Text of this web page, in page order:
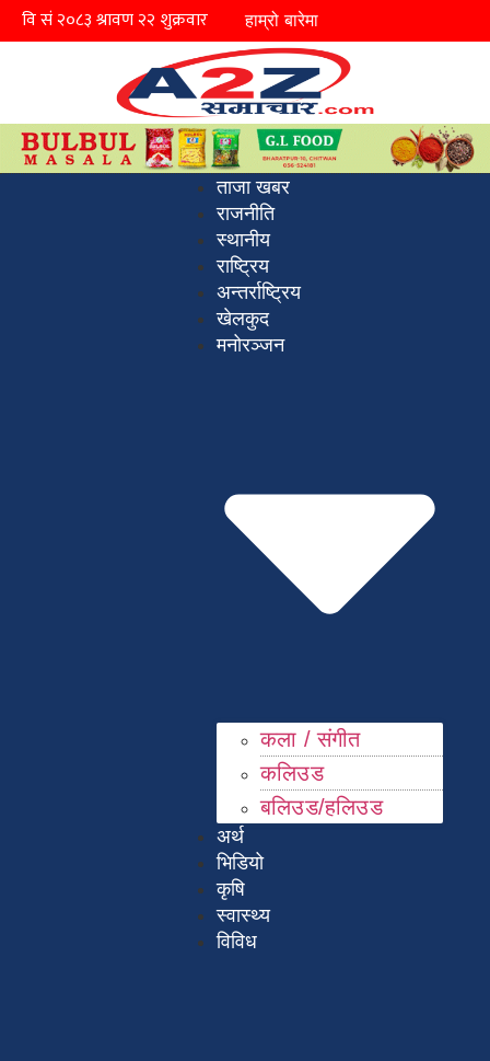
हाम्रो बारेमा
ताजा खबर
राजनीति
स्थानीय
राष्ट्रिय
अन्तर्राष्ट्रिय
खेलकुद
मनोरञ्जन
कला / संगीत​
कलिउड
बलिउड/हलिउड
अर्थ
भिडियो
कृषि
स्वास्थ्य
विविध